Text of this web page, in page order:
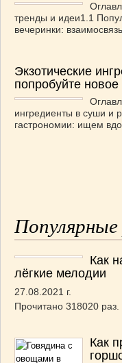
тренды и идеи1.1
вечеринки:
Экзотические
попробуйте новое
ингредиенты в суши и
гастрономии: ищем
Как
лёгкие мелодии
27.08.2021 г.
Прочитано 318020 раз.
Как